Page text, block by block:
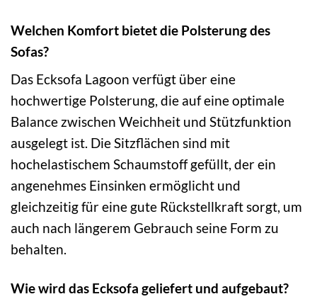
Welchen Komfort bietet die Polsterung des
Sofas?
Das Ecksofa Lagoon verfügt über eine
hochwertige Polsterung, die auf eine optimale
Balance zwischen Weichheit und Stützfunktion
ausgelegt ist. Die Sitzflächen sind mit
hochelastischem Schaumstoff gefüllt, der ein
angenehmes Einsinken ermöglicht und
gleichzeitig für eine gute Rückstellkraft sorgt, um
auch nach längerem Gebrauch seine Form zu
behalten.
Wie wird das Ecksofa geliefert und aufgebaut?